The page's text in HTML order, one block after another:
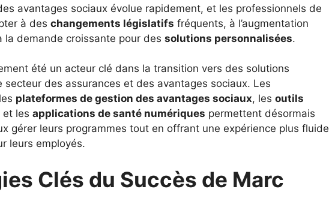
avantages sociaux évolue rapidement, et les professionnels de
à des changements législatifs fréquents, à l’augmentation
la demande croissante pour des solutions personnalisées.
été un acteur clé dans la transition vers des solutions
secteur des assurances et des avantages sociaux. Les
plateformes de gestion des avantages sociaux, les outils
et les applications de santé numériques permettent désormais
gérer leurs programmes tout en offrant une expérience plus fluide
leurs employés.
Clés du Succès de Marc